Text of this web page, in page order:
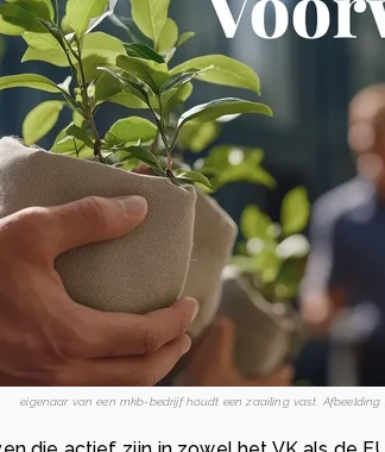
eigenaar van een mkb-bedrijf houdt een zaailing vast. Afbeelding